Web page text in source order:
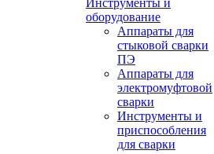
Инструменты и
оборудование
Аппараты для
стыковой сварки
ПЭ
Аппараты для
электромуфтовой
сварки
Инструменты и
приспособления
для сварки